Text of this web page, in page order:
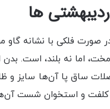
ها
صورت فلکی با نشانه
اما نه بلند، است.
ساق پا آن‌ها سایز و
کلفت و استخوان شست